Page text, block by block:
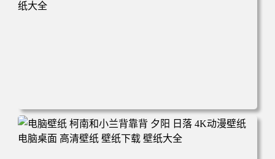
电脑壁纸 动漫 兔子朱迪 狐狸尼克 疯狂动物城 秋叶 秋天森
林 蓝天 4k壁纸 电脑桌面 高清壁纸 壁纸下载 壁纸大全